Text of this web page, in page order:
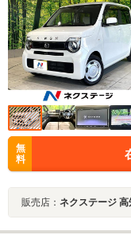
無
料
販売店： ネクステージ 高